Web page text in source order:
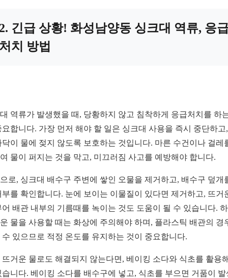
긴급 상황! 화성남양동 싱크대 역류, 응
치 방법
역류가 발생했을 때, 당황하지 않고 침착하게 응급처치를 하
요합니다. 가장 먼저 해야 할 일은 싱크대 사용을 즉시 중단하고
닥이 물에 젖지 않도록 보호하는 것입니다. 마른 수건이나 걸레
물이 퍼지는 것을 막고, 미끄러짐 사고를 예방해야 합니다.
로, 싱크대 배수구 주변에 쌓인 오물을 제거하고, 배수구 덮개
부를 확인합니다. 눈에 보이는 이물질이 있다면 제거하고, 뜨거
어 배관 내부의 기름때를 녹이는 것도 도움이 될 수 있습니다.
물을 사용할 때는 화상에 주의해야 하며, 플라스틱 배관의 경
수 있으므로 적정 온도를 유지하는 것이 중요합니다.
뜨거운 물로도 해결되지 않는다면, 베이킹 소다와 식초를 활용
습니다. 베이킹 소다를 배수구에 넣고, 식초를 부으면 거품이 발